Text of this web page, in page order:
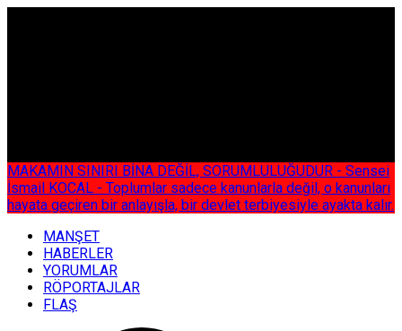
MAKAMIN SINIRI BİNA DEĞİL, SORUMLULUĞUDUR - Sensei
İsmail KOCAL - Toplumlar sadece kanunlarla değil, o kanunları
hayata geçiren bir anlayışla, bir devlet terbiyesiyle ayakta kalır.
MANŞET
HABERLER
YORUMLAR
RÖPORTAJLAR
FLAŞ